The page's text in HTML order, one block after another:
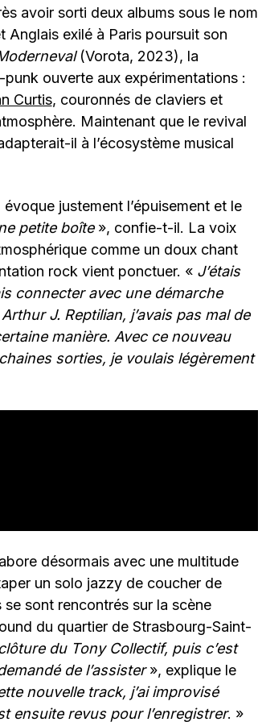
avoir sorti deux albums sous le nom
Anglais exilé à Paris poursuit son
(Vorota, 2023), la
ouverte aux expérimentations :
Curtis, couronnés de claviers et
Maintenant que le revival
il à l’écosystème musical
justement l’épuisement et le
petite boîte», confie-t-il. La voix
comme un doux chant
rock vient ponctuer. « J’étais
connecter avec une démarche
J. Reptilian, j’avais pas mal de
manière. Avec ce nouveau
sorties, je voulais légèrement
désormais avec une multitude
un solo jazzy de coucher de
sont rencontrés sur la scène
du quartier de Strasbourg-Saint-
du Tony Collectif, puis c’est
de l’assister», explique le
nouvelle track, j’ai improvisé
ensuite revus pour l’enregistrer. »